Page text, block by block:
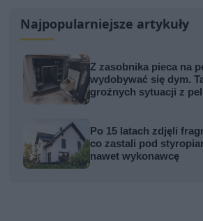
Najpopularniejsze artykuły
Z zasobnika pieca na
wydobywać się dym.
groźnych sytuacji z
Po 15 latach zdjęli
co zastali pod
nawet wykonawcę